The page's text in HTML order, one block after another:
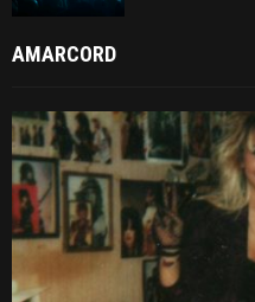
AMARCORD